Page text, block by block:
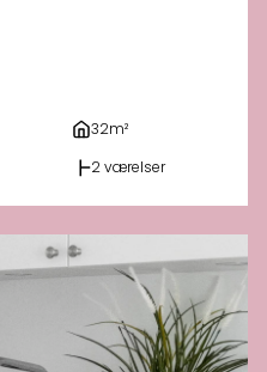
32m²
2 værelser